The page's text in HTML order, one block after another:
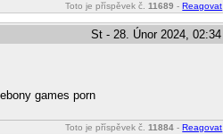
Toto je příspěvek č.11689 - Reagovat
St - 28. Únor 2024, 02:34
games porn
Toto je příspěvek č.11884 - Reagovat